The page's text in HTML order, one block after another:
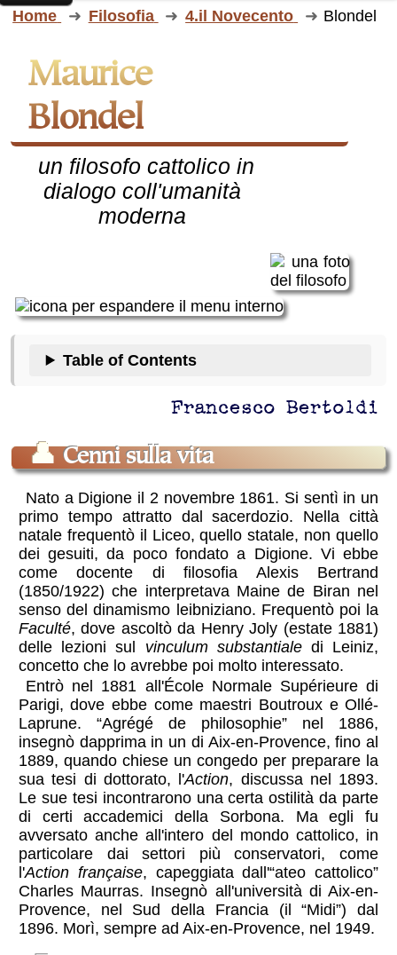
Home
Filosofia 4.il Novecento Blondel
Maurice
Blondel
un filosofo cattolico in
dialogo coll'umanità
moderna
Table of Contents
Francesco Bertoldi
👤 Cenni sulla vita
Nato a Digione il 2 novembre 1861. Si sentì in un
primo tempo attratto dal sacerdozio. Nella città
natale frequentò il Liceo, quello statale, non quello
dei gesuiti, da poco fondato a Digione. Vi ebbe
come docente di filosofia Alexis Bertrand
(1850/1922) che interpretava Maine de Biran nel
senso del dinamismo leibniziano. Frequentò poi la
Faculté, dove ascoltò da Henry Joly (estate 1881)
delle lezioni sul vinculum substantialedi Leiniz,
concetto che lo avrebbe poi molto interessato.
Entrò nel 1881 all'École Normale Supérieure di
Parigi, dove ebbe come maestri Boutroux e Ollé-
Laprune. “Agrégé de philosophie” nel 1886,
insegnò dapprima in un di Aix-en-Provence, fino al
1889, quando chiese un congedo per preparare la
sua tesi di dottorato, l'Action, discussa nel 1893.
Le sue tesi incontrarono una certa ostilità da parte
di certi accademici della Sorbona. Ma egli fu
avversato anche all'intero del mondo cattolico, in
particolare dai settori più conservatori, come
l'Action française, capeggiata dall'“ateo cattolico”
Charles Maurras. Insegnò all'università di Aix-en-
Provence, nel Sud della Francia (il “Midi”) dal
1896. Morì, sempre ad Aix-en-Provence, nel 1949.